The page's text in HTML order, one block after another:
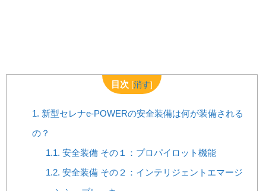
目次 [消す]
1. 新型セレナe-POWERの安全装備は何が装備される
の？
1.1. 安全装備 その１：プロパイロット機能
1.2. 安全装備 その２：インテリジェントエマージ